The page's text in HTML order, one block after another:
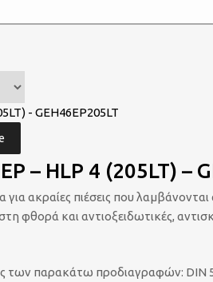
– HLP 4 (205LT) –
ακραίες πιέσεις που
φθορά και αντιοξειδωτικές,
των παρακάτω προδιαγραφών: DIN